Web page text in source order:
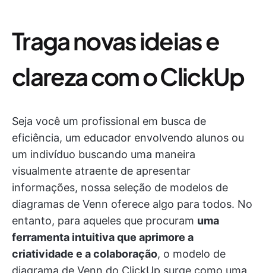
Traga novas ideias e
clareza com o ClickUp
Seja você um profissional em busca de
eficiência, um educador envolvendo alunos ou
um indivíduo buscando uma maneira
visualmente atraente de apresentar
informações, nossa seleção de modelos de
diagramas de Venn oferece algo para todos. No
entanto, para aqueles que procuram uma
ferramenta intuitiva que aprimore a
criatividade e a colaboração, o modelo de
diagrama de Venn do ClickUp surge como uma